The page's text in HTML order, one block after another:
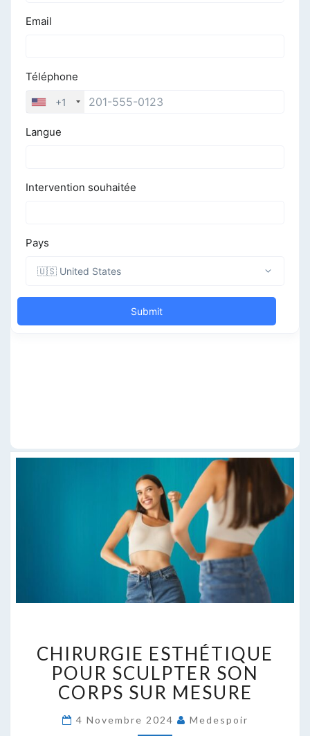
ESTHÉTIQUE
POUR
SCULPTER
SON
CORPS
SUR
CHIRURGIE ESTHÉTIQUE
POUR SCULPTER SON
CORPS SUR MESURE
4 Novembre 2024 Medespoir